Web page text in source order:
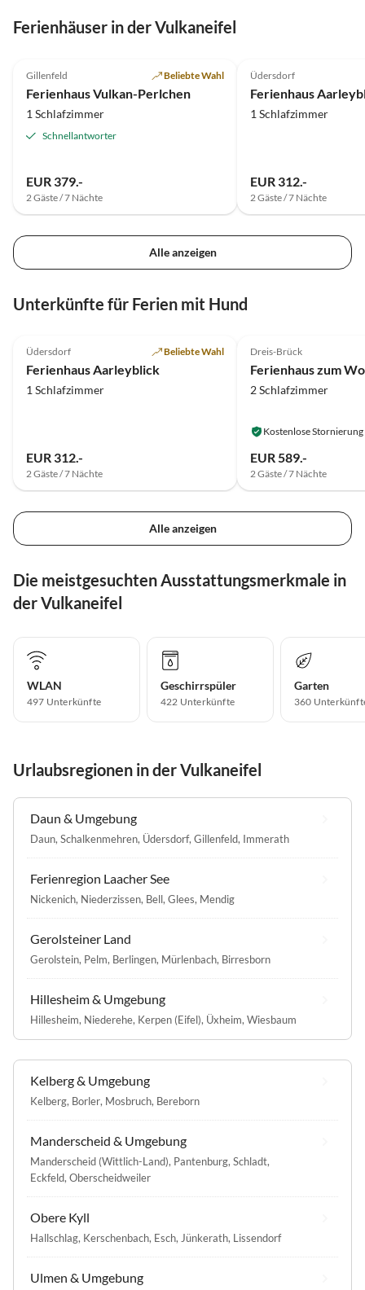
Ferienhäuser in der Vulkaneifel
Gillenfeld Beliebte Wahl
Ferienhaus Vulkan-Perlchen
1 Schlafzimmer
Schnellantworter
EUR 379.-
2 Gäste / 7 Nächte
Üdersdorf
Ferienhaus
1 Schlafzimmer
EUR 312.-
2 Gäste / 7 Nächte
Alle anzeigen
Unterkünfte für Ferien mit Hund
Üdersdorf Beliebte Wahl
Ferienhaus Aarleyblick
1 Schlafzimmer
EUR 312.-
2 Gäste / 7 Nächte
Dreis-Brück
Ferienhaus zum
2 Schlafzimmer
Kostenlose Stornierung
EUR 589.-
2 Gäste / 7 Nächte
Alle anzeigen
Die meistgesuchten Ausstattungsmerkmale in
der Vulkaneifel
WLAN
497 Unterkünfte
Geschirrspüler
422 Unterkünfte
Garten
360
Urlaubsregionen in der Vulkaneifel
Daun & Umgebung
Daun, Schalkenmehren, Üdersdorf, Gillenfeld, Immerath
Ferienregion Laacher See
Nickenich, Niederzissen, Bell, Glees, Mendig
Gerolsteiner Land
Gerolstein, Pelm, Berlingen, Mürlenbach, Birresborn
Hillesheim & Umgebung
Hillesheim, Niederehe, Kerpen (Eifel), Üxheim, Wiesbaum
Kelberg & Umgebung
Kelberg, Borler, Mosbruch, Bereborn
Manderscheid & Umgebung
Manderscheid (Wittlich-Land), Pantenburg, Schladt,
Eckfeld, Oberscheidweiler
Obere Kyll
Hallschlag, Kerschenbach, Esch, Jünkerath, Lissendorf
Ulmen & Umgebung